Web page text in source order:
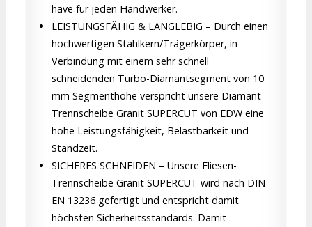
have für jeden Handwerker.
LEISTUNGSFÄHIG & LANGLEBIG – Durch einen
hochwertigen Stahlkern/Trägerkörper, in
Verbindung mit einem sehr schnell
schneidenden Turbo-Diamantsegment von 10
mm Segmenthöhe verspricht unsere Diamant
Trennscheibe Granit SUPERCUT von EDW eine
hohe Leistungsfähigkeit, Belastbarkeit und
Standzeit.
SICHERES SCHNEIDEN – Unsere Fliesen-
Trennscheibe Granit SUPERCUT wird nach DIN
EN 13236 gefertigt und entspricht damit
höchsten Sicherheitsstandards. Damit